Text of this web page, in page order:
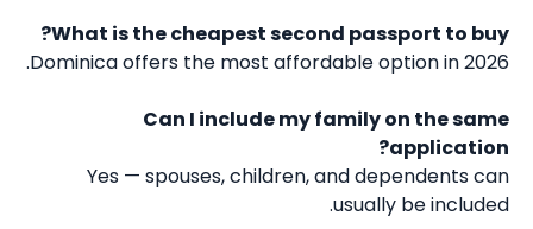
What is the cheapest second passport to buy?
Dominica offers the most affordable option in 2026.
Can I include my family on the same
application?
Yes — spouses, children, and dependents can
usually be included.